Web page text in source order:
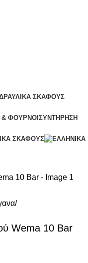
ΣΚΆΦΟΥΣ
ΦΟΎΡΝΟΙ ΣΥΝΤΉΡΗΣΗ
ΣΚΆΦΟΥΣ
Wema 10 Bar